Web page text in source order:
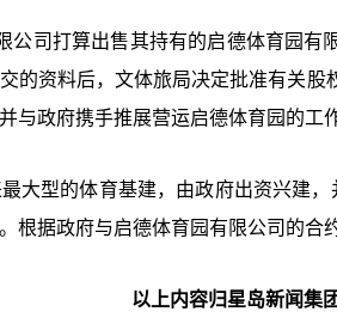
公司打算出售其持有的启德体育园有
的资料后，文体旅局决定批准有关股
与政府携手推展营运启德体育园的工作
大型的体育基建，由政府出资兴建，
根据政府与启德体育园有限公司的合
以上内容归星岛新闻集